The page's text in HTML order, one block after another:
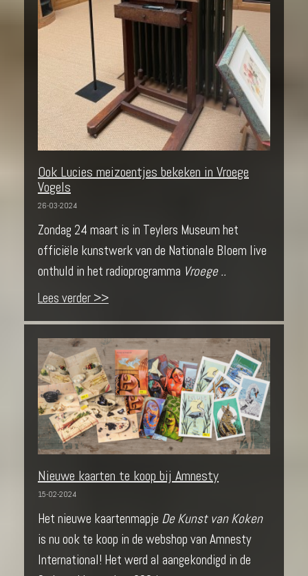
Ook Lucies meizoentjes bekeken in Vroege
Vogels
26-03-2024
Zondag 24 maart is in Teylers Museum het
officiële kunstwerk van de Nationale Bloem live
onthuld in het radioprogramma Vroege ..
Lees verder >>
Nieuwe kaarten te koop bij Amnesty
15-02-2024
Het nieuwe kaartenmapje De Kunst van Koken
is nu ook te koop in de webshop van Amnesty
International! Het werd al aangekondigd in de